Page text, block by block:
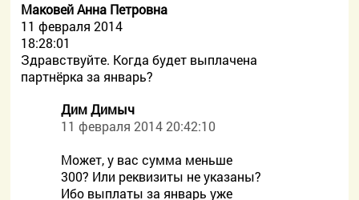
Маковей Анна Петровна
11 февраля 2014
18:28:01
Здравствуйте. Когда будет выплачена
партнёрка за январь?
Дим Димыч
11 февраля 2014 20:42:10
Может, у вас сумма меньше
300? Или реквизиты не указаны?
Ибо выплаты за январь уже